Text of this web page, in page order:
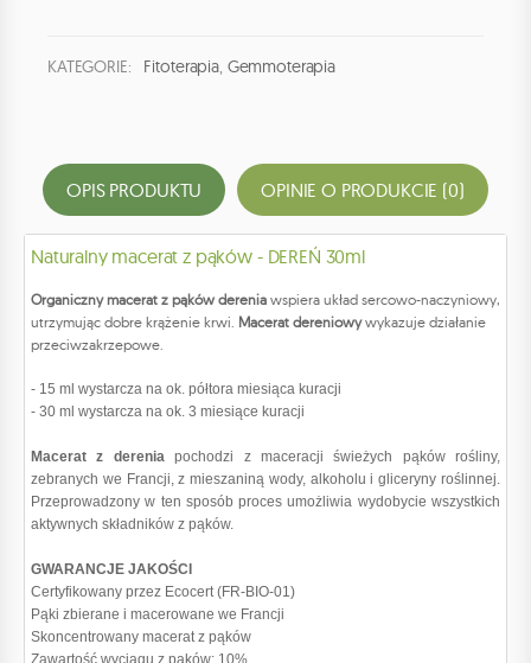
KATEGORIE: Fitoterapia, Gemmoterapia
OPIS PRODUKTU OPINIE O PRODUKCIE (0)
Naturalny macerat z pąków - DEREŃ 30ml
Organiczny macerat z pąków derenia wspiera układ sercowo-naczyniowy,
utrzymując dobre krążenie krwi. Macerat dereniowywykazuje działanie
przeciwzakrzepowe.
- 15 ml wystarcza na ok. półtora miesiąca kuracji
- 30 ml wystarcza na ok. 3 miesiące kuracji
Macerat z dereniapochodzi z maceracji świeżych pąków rośliny,
zebranych we Francji, z mieszaniną wody, alkoholu i gliceryny roślinnej.
Przeprowadzony w ten sposób proces umożliwia wydobycie wszystkich
aktywnych składników z pąków.
GWARANCJE JAKOŚCI
Certyfikowany przez Ecocert (FR-BIO-01)
Pąki zbierane i macerowane we Francji
Skoncentrowany macerat z pąków